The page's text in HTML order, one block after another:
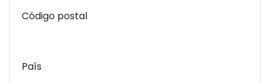
Código postal
País